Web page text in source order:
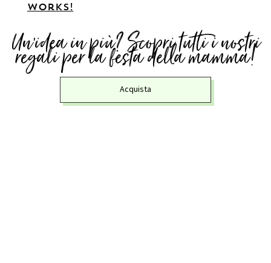
Works!
Un’idea in più? Scopri tutti i nostri
regali per la festa della mamma!
Acquista